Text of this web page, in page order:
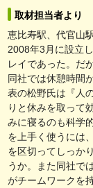
取材担当者より
恵比寿駅、代官山
2008年3月に設立
レイであった。だ
同社では休憩時間
表の松野氏は『人
りと休みを取って
みに寝るのも科学
を上手く使うには
を区切ってしっか
うか。また同社で
がチームワークを